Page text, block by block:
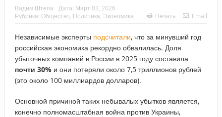
Вадим Штепа Дата: Март 03, 2026
Рубрика: Общество Политика Экономика Печать Email
Независимые эксперты подсчитали, что за минувший год
российская экономика рекордно обвалилась. Доля
убыточных компаний в России в 2025 году составила
почти 30%и они потеряли около 7,5 триллионов рублей
(это около 100 миллиардов долларов).
Основной причиной таких небывалых убытков является,
конечно полномасштабная война против Украины,